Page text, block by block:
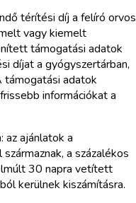
térítési díj a felíró orvos
vagy kiemelt
támogatási adatok
díjat a gyógyszertárban,
támogatási adatok
információkat a
az ajánlatok a
a százalékos
30 napra vetített
kerülnek kiszámításra.